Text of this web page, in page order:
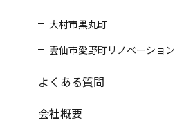
大村市黒丸町
雲仙市愛野町リノベーション
よくある質問
会社概要